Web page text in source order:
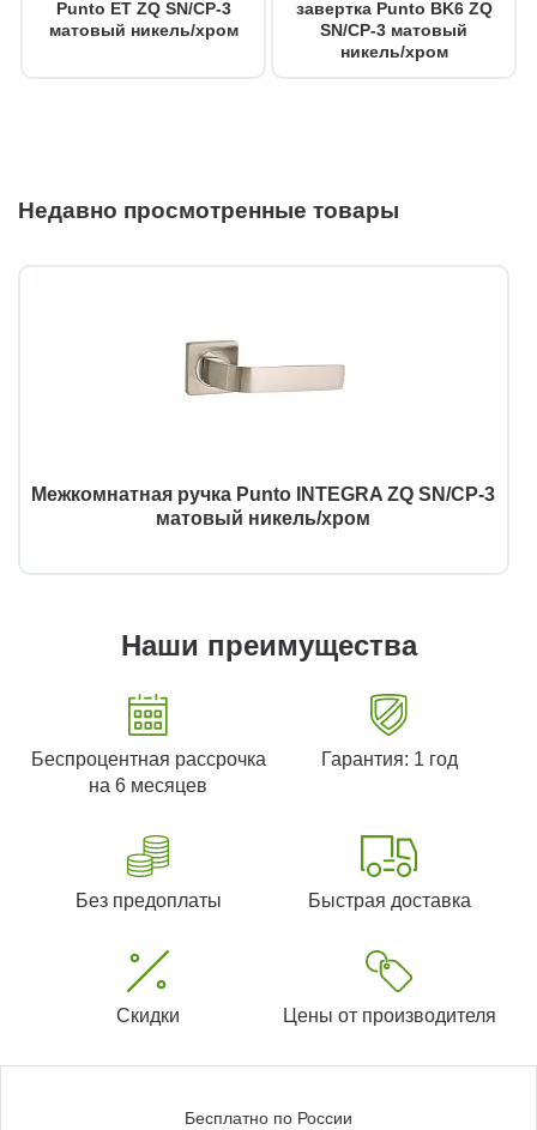
Punto ET ZQ SN/CP-3
матовый никель/хром
завертка Punto BK6 ZQ
SN/CP-3 матовый
никель/хром
Недавно просмотренные товары
Межкомнатная ручка Punto INTEGRA ZQ SN/CP-3
матовый никель/хром
Наши преимущества
Беспроцентная рассрочка
на 6 месяцев
Гарантия: 1 год
Без предоплаты Быстрая доставка
Скидки Цены от производителя
Бесплатно по России